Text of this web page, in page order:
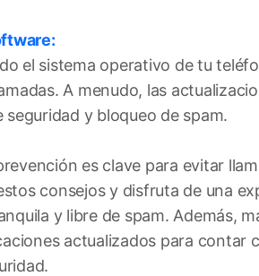
el sistema operativo de tu
A menudo, las
seguridad y bloqueo de spam.
es clave para evitar
consejos y disfruta de una
y libre de spam. Además,
actualizados para contar